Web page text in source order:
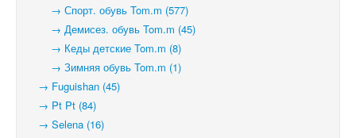
→ Спорт. обувь Tom.m (577)
→ Демисез. обувь Tom.m (45)
→ Кеды детские Tom.m (8)
→ Зимняя обувь Tom.m (1)
→ Fuguishan (45)
→ Pt Pt (84)
→ Selena (16)